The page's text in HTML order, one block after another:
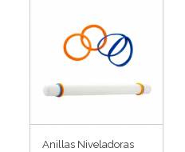
Anillas Niveladoras